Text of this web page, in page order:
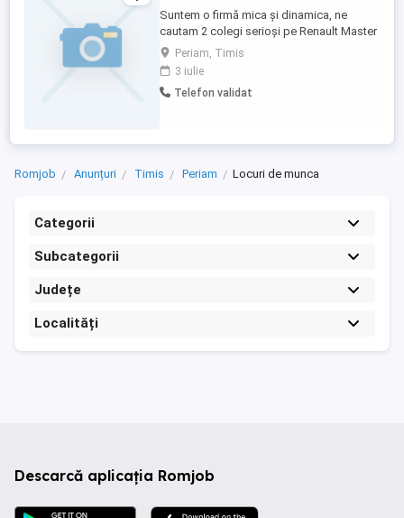
Suntem o firmă mica și dinamica, ne
cautam 2 colegi serioși pe Renault Master
cu frig și clima. Placam luni ne întoarcem
vineri.
Periam, Timis
3 iulie
Telefon validat
Romjob Anunțuri Timis Periam Locuri de munca
Categorii
Subcategorii
Județe
Localități
Descarcă aplicația Romjob